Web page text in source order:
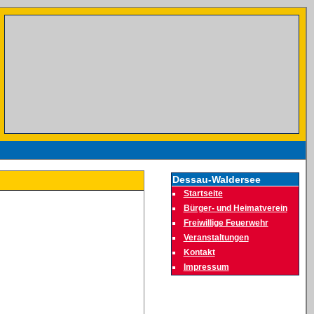
Dessau-Waldersee
Startseite
Bürger- und Heimatverein
Freiwillige Feuerwehr
Veranstaltungen
Kontakt
Impressum